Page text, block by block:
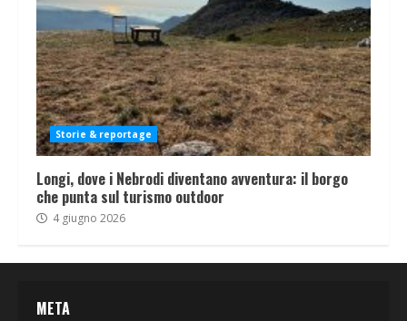
Storie & reportage
Longi, dove i Nebrodi diventano avventura: il borgo
che punta sul turismo outdoor
4 giugno 2026
META